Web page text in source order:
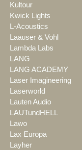
Kultour
Kwick Lights
L-Acoustics
Laauser & Vohl
Lambda Labs
LANG
LANG ACADEMY
Laser Imagineering
Laserworld
Lauten Audio
LAUTundHELL
Lawo
Lax Europa
Layher